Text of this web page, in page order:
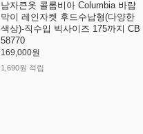
남자큰옷 콜롬비아 Columbia 바람
막이 레인자켓 후드수납형(다양한
색상)-직수입 빅사이즈 175까지 CB
58770
169,000원
1,690원 적립